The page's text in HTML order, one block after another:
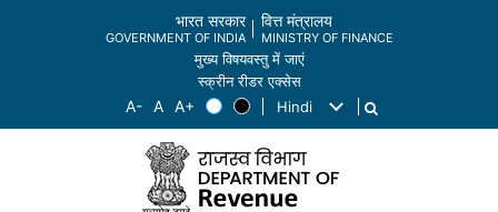
भारत सरकार
GOVERNMENT OF INDIA
वित्त मंत्रालय
MINISTRY OF FINANCE
मुख्य विषयवस्तु में जाएं
स्क्रीन रीडर एक्सेस
Hindi
List additional actions